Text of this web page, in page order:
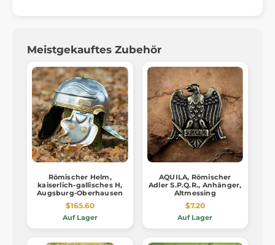
Meistgekauftes Zubehör
Römischer Helm,
kaiserlich-gallisches H,
Augsburg-Oberhausen
$165.60
Auf Lager
AQUILA, Römischer
Adler S.P.Q.R., Anhänger,
Altmessing
$7.20
Auf Lager